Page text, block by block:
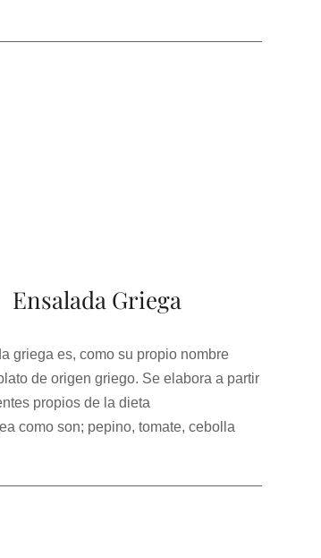
Ensalada Griega
griega es, como su propio nombre
de origen griego. Se elabora a partir
propios de la dieta
como son; pepino, tomate, cebolla